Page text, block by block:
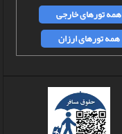
همه تورهای خارجی
همه تورهای ارزان